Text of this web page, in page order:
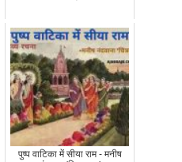
पुष्प वाटिका में सीया राम - मनीष